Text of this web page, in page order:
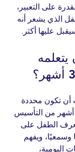
على التعبير،
الذي يشعر أنه
عليها أكثر.
أن تكون محددة
أشهر من التأسيس
الطفل على
وسمعيًا، ويفهم
اليومية،